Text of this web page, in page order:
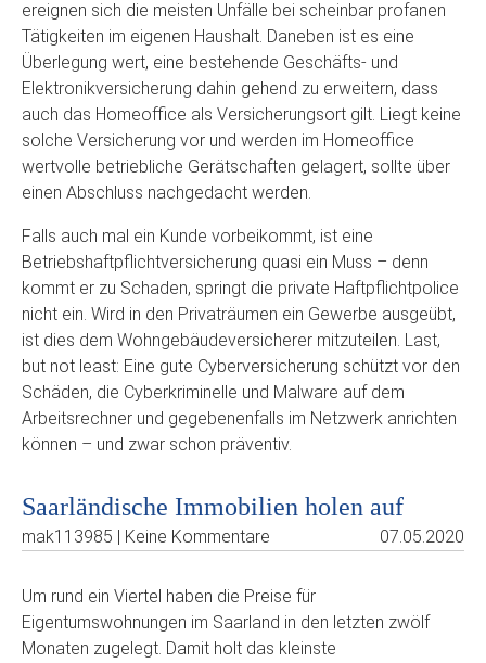
ereignen sich die meisten Unfälle bei scheinbar profanen
Tätigkeiten im eigenen Haushalt. Daneben ist es eine
Überlegung wert, eine bestehende Geschäfts- und
Elektronikversicherung dahin gehend zu erweitern, dass
auch das Homeoffice als Versicherungsort gilt. Liegt keine
solche Versicherung vor und werden im Homeoffice
wertvolle betriebliche Gerätschaften gelagert, sollte über
einen Abschluss nachgedacht werden.
Falls auch mal ein Kunde vorbeikommt, ist eine
Betriebshaftpflichtversicherung quasi ein Muss – denn
kommt er zu Schaden, springt die private Haftpflichtpolice
nicht ein. Wird in den Privaträumen ein Gewerbe ausgeübt,
ist dies dem Wohngebäudeversicherer mitzuteilen. Last,
but not least: Eine gute Cyberversicherung schützt vor den
Schäden, die Cyberkriminelle und Malware auf dem
Arbeitsrechner und gegebenenfalls im Netzwerk anrichten
können – und zwar schon präventiv.
Saarländische Immobilien holen auf
mak113985 | Keine Kommentare 07.05.2020
Um rund ein Viertel haben die Preise für
Eigentumswohnungen im Saarland in den letzten zwölf
Monaten zugelegt. Damit holt das kleinste